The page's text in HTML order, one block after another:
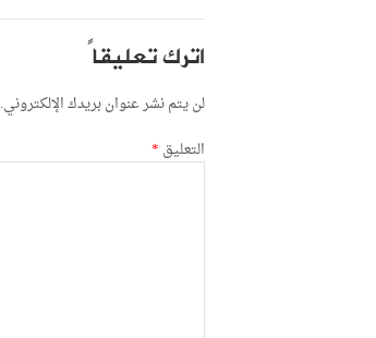
اترك تعليقاً
لن يتم نشر عنوان بريدك الإلكتروني.
التعليق *